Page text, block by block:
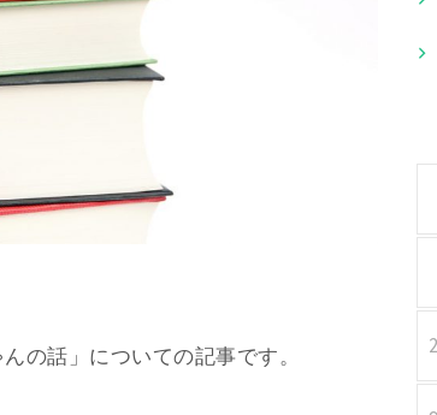
の話」についての記事です。